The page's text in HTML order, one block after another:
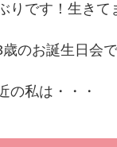
りです！生きて
のお誕生日会
の私は・・・